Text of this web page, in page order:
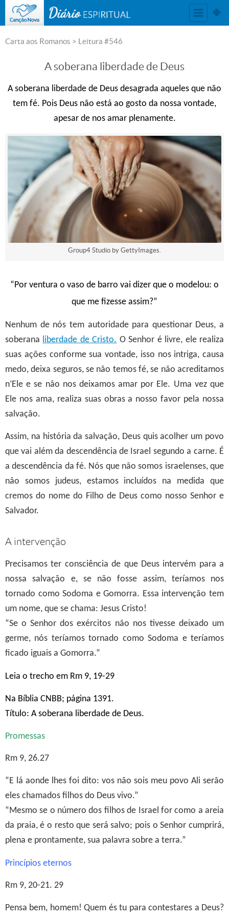
DIÁRIO ESPIRITUAL
Carta aos Romanos > Leitura #546
A soberana liberdade de Deus
A soberana liberdade de Deus desagrada aqueles que não
tem fé. Pois Deus não está ao gosto da nossa vontade,
apesar de nos amar plenamente.
Group4 Studio by GettyImages.
“Por ventura o vaso de barro vai dizer que o modelou: o
que me fizesse assim?”
Nenhum de nós tem autoridade para questionar Deus, a
soberana liberdade de Cristo. O Senhor é livre, ele realiza
suas ações conforme sua vontade, isso nos intriga, causa
medo, deixa seguros, se não temos fé, se não acreditamos
n’Ele e se não nos deixamos amar por Ele. Uma vez que
Ele nos ama, realiza suas obras a nosso favor pela nossa
salvação.
Assim, na história da salvação, Deus quis acolher um povo
que vai além da descendência de Israel segundo a carne. É
a descendência da fé. Nós que não somos israelenses, que
não somos judeus, estamos incluídos na medida que
cremos do nome do Filho de Deus como nosso Senhor e
Salvador.
A intervenção
Precisamos ter consciência de que Deus intervém para a
nossa salvação e, se não fosse assim, teríamos nos
tornado como Sodoma e Gomorra. Essa intervenção tem
um nome, que se chama: Jesus Cristo!
“Se o Senhor dos exércitos não nos tivesse deixado um
germe, nós teríamos tornado como Sodoma e teríamos
ficado iguais a Gomorra.”
Leia o trecho em Rm 9, 19-29
Na Bíblia CNBB; página 1391.
Título: A soberana liberdade de Deus.
Promessas
Rm 9, 26.27
“E lá aonde lhes foi dito: vos não sois meu povo Ali serão
eles chamados filhos do Deus vivo.”
“Mesmo se o número dos filhos de Israel for como a areia
da praia, é o resto que será salvo; pois o Senhor cumprirá,
plena e prontamente, sua palavra sobre a terra.”
Princípios eternos
Rm 9, 20-21. 29
Pensa bem, homem! Quem és tu para contestares a Deus?